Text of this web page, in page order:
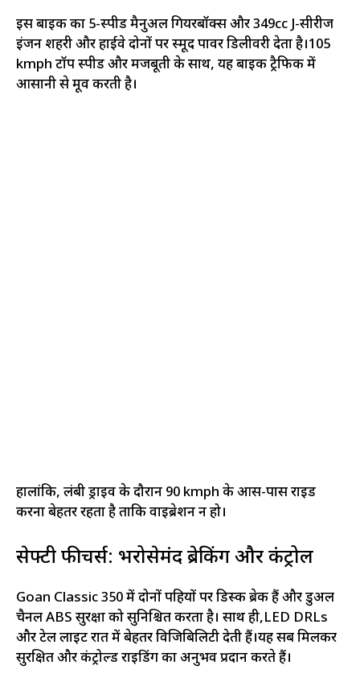
इस बाइक का 5-स्पीड मैनुअल गियरबॉक्स और 349cc J-सीरीज
इंजन शहरी और हाईवे दोनों पर स्मूद पावर डिलीवरी देता है।105
kmph टॉप स्पीड और मजबूती के साथ, यह बाइक ट्रैफिक में
आसानी से मूव करती है।
हालांकि, लंबी ड्राइव के दौरान 90 kmph के आस-पास राइड
करना बेहतर रहता है ताकि वाइब्रेशन न हो।
सेफ्टी फीचर्स: भरोसेमंद ब्रेकिंग और कंट्रोल
Goan Classic 350 में दोनों पहियों पर डिस्क ब्रेक हैं और डुअल
चैनल ABS सुरक्षा को सुनिश्चित करता है। साथ ही,LED DRLs
और टेल लाइट रात में बेहतर विजिबिलिटी देती हैं।यह सब मिलकर
सुरक्षित और कंट्रोल्ड राइडिंग का अनुभव प्रदान करते हैं।